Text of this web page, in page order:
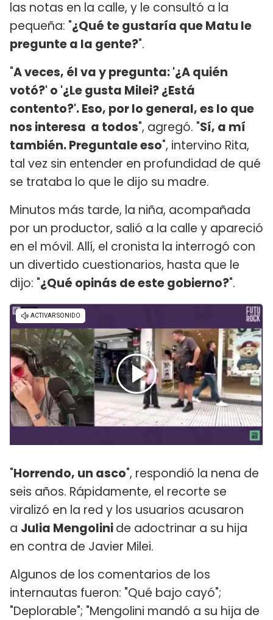
las notas en la calle, y le consultó a la
pequeña: "¿Qué te gustaría que Matu le
pregunte a la gente?".
"A veces, él va y pregunta: '¿A quién
votó?' o '¿Le gusta Milei? ¿Está
contento?'. Eso, por lo general, es lo que
nos interesa a todos", agregó. "Sí, a mí
también. Preguntale eso", intervino Rita,
tal vez sin entender en profundidad de qué
se trataba lo que le dijo su madre.
Minutos más tarde, la niña, acompañada
por un productor, salió a la calle y apareció
en el móvil. Allí, el cronista la interrogó con
un divertido cuestionarios, hasta que le
dijo: "¿Qué opinás de este gobierno?".
"Horrendo, un asco", respondió la nena de
seis años. Rápidamente, el recorte se
viralizó en la red y los usuarios acusaron
a Julia Mengolinide adoctrinar a su hija
en contra de Javier Milei.
Algunos de los comentarios de los
internautas fueron: "Qué bajo cayó";
"Deplorable"; "Mengolini mandó a su hija de